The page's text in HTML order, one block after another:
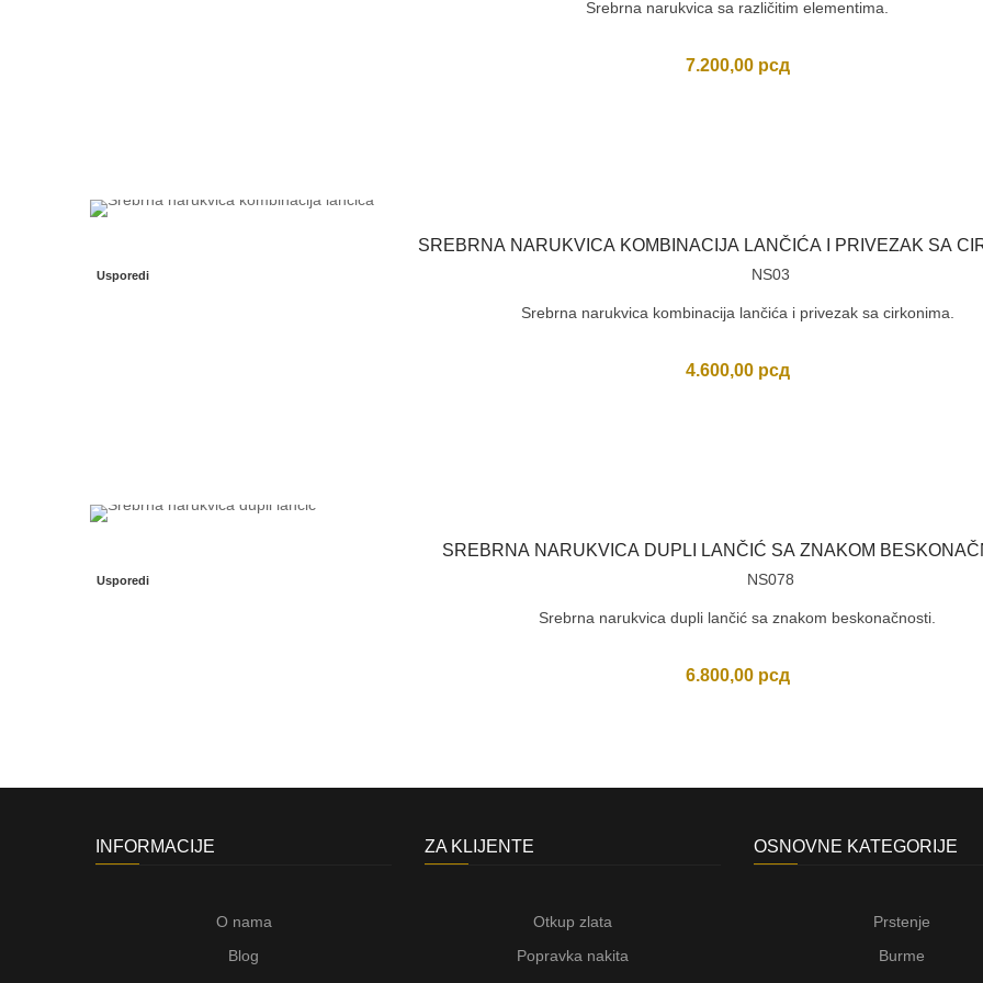
Srebrna narukvica sa različitim elementima.
7.200,00 рсд
SREBRNA NARUKVICA KOMBINACIJA LANČIĆA I PRIVEZAK SA
Usporedi NS03
Srebrna narukvica kombinacija lančića i privezak sa cirkonima.
4.600,00 рсд
SREBRNA NARUKVICA DUPLI LANČIĆ SA ZNAKOM
Usporedi NS078
Srebrna narukvica dupli lančić sa znakom beskonačnosti.
6.800,00 рсд
INFORMACIJE
O nama
Blog
ZA KLIJENTE
Otkup zlata
Popravka nakita
OSNOVNE KATEGORIJE
Prstenje
Burme